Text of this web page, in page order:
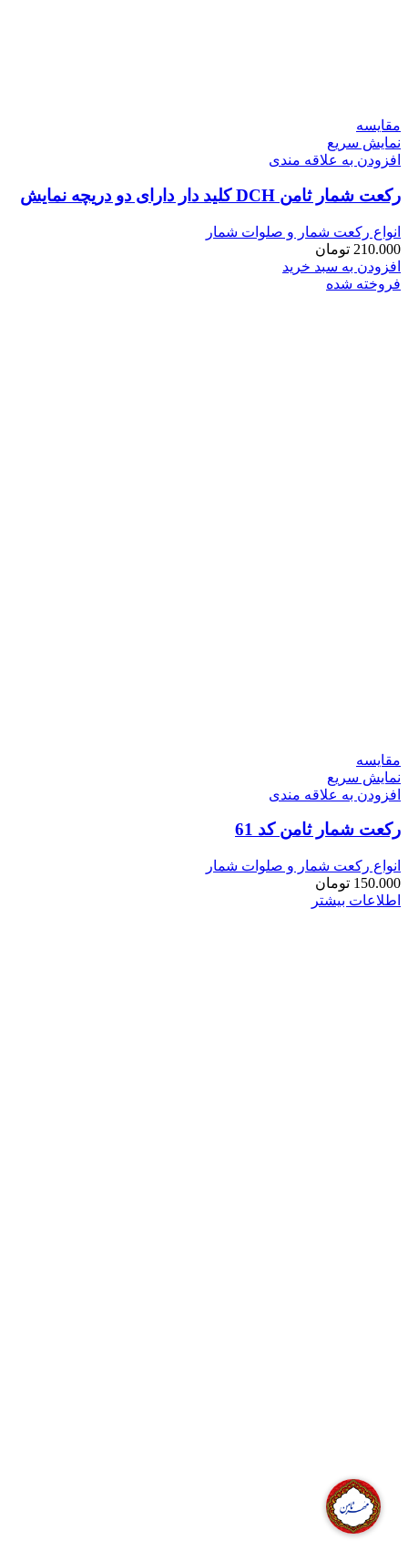
مقايسه
نمایش سریع
افزودن به علاقه مندی
رکعت شمار ثامن DCH کلید دار دارای دو دریچه نمایش
انواع رکعت شمار و صلوات شمار
210.000 تومان
افزودن به سبد خرید
فروخته شده
مقايسه
نمایش سریع
افزودن به علاقه مندی
رکعت شمار ثامن کد 61
انواع رکعت شمار و صلوات شمار
150.000 تومان
اطلاعات بیشتر